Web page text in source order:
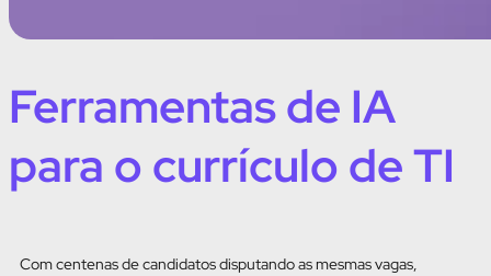
Ferramentas de IA
para o currículo de TI
Com centenas de candidatos disputando as mesmas vagas,